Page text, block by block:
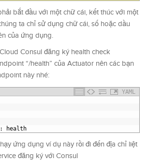
bắt đầu với một chữ cái, kết thúc với một
ta chỉ sử dụng chữ cái, số hoặc dầu
của ứng dụng.
Consul đăng ký health check
“/health” của Actuator nên các bạn
này nhé:
YAML
: health
ứng dụng ví dụ này rồi đi đến địa chỉ liệt
đăng ký với Consul